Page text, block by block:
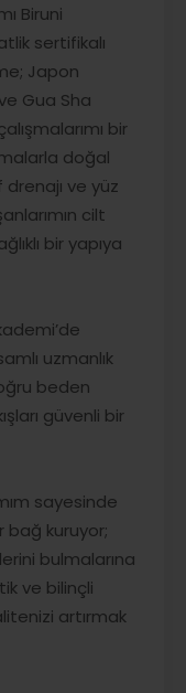
Biruni
sertifikalı
Japon
Gua Sha
bir
doğal
drenajı ve yüz
cilt
bir yapıya
uzmanlık
beden
güvenli bir
sayesinde
bağ kuruyor;
bulmalarına
ve bilinçli
artırmak